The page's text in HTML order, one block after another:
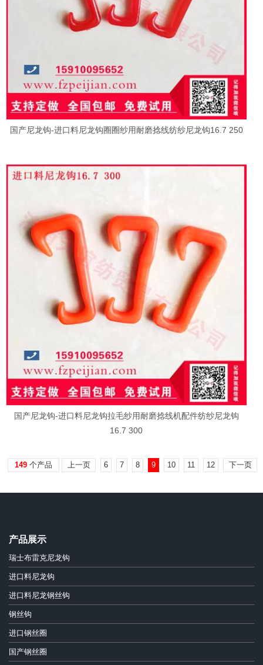
国产尼龙钩-进口料尼龙钩圈圈纱用耐磨捻线纺纱尼龙钩16.7 250
国产尼龙钩-进口料尼龙钩拉毛纱用耐磨捻线机配件纺纱尼龙钩
16.7 300
149 个产品 上一页 6 7 8 9 10 11 12 下一页
产品展示
瑞士布雷克尼龙钩
进口料尼龙钩
进口料尼龙钢丝钩
钢丝钩
进口钢丝圈
国产钢丝圈